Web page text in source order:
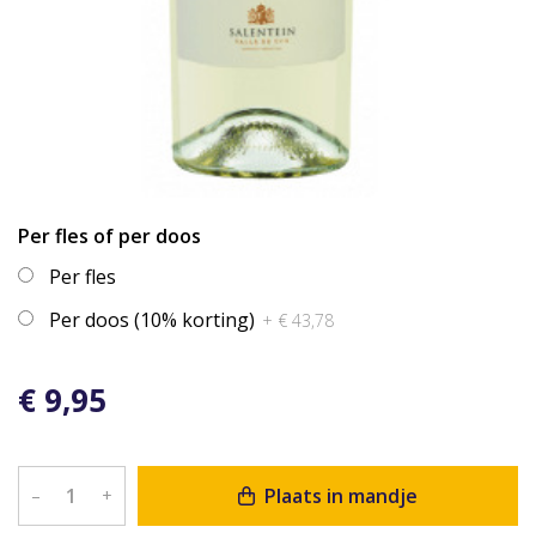
Per fles of per doos
Per fles
Per doos (10% korting) + € 43,78
€ 9,95
– + Plaats in mandje